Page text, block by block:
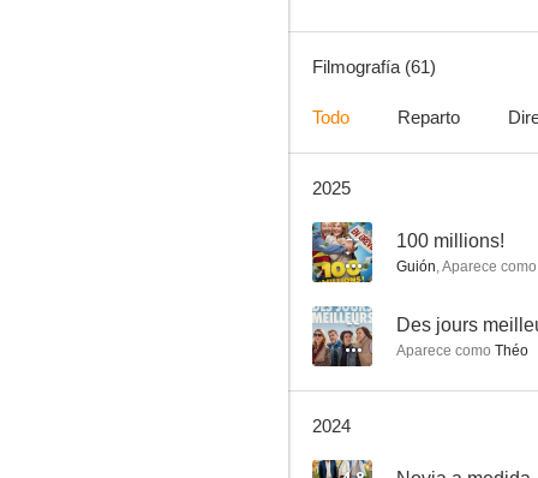
Filmografía (61)
Todo Reparto
2025
-- 100 millions!
Guión,Aparece como
-- Des jours
Aparece como Théo
2024